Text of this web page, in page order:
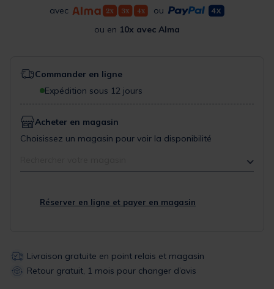
avec
ou
ou en 10x avec Alma
Commander en ligne
Expédition sous 12 jours
Acheter en magasin
Choisissez un magasin pour voir la disponibilité
Réserver en ligne et payer en magasin
Livraison gratuite en point relais et magasin
Retour gratuit, 1 mois pour changer d’avis